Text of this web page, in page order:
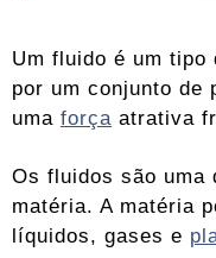
Um fluido é um tipo
por um conjunto de
uma força atrativa
Os fluidos são uma
matéria. A matéria
líquidos, gases e